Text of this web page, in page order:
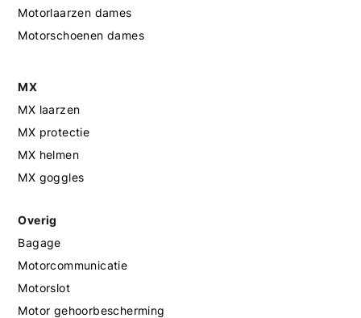
Motorlaarzen dames
Motorschoenen dames
MX
MX laarzen
MX protectie
MX helmen
MX goggles
Overig
Bagage
Motorcommunicatie
Motorslot
Motor gehoorbescherming